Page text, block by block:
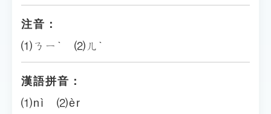
注音：
⑴ㄋㄧˋ ⑵ㄦˋ
漢語拼音：
⑴nì ⑵èr